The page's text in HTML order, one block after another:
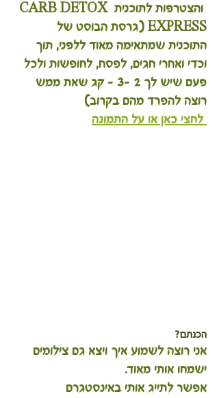
והצטרפות לתוכנית CARB DETOX
EXPRESS (גרסת הבוסט של
התוכנית שמתאימה מאוד ללפני, תוך
וכדי ואחרי חגים, לפסח, לחופשות ולכל
פעם שיש לך 2 -3 - קג שאת ממש
רוצה להפרד מהם בקרוב)
לחצי כאן או על התמונה
הכנתם?
אני רוצה לשמוע איך ויצא גם צילומים
ישמחו אותי מאוד.
אפשר לתייג אותי באינסטגרם